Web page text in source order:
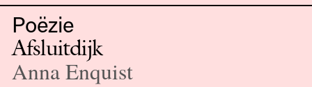
Poëzie
Afsluitdijk
Anna Enquist